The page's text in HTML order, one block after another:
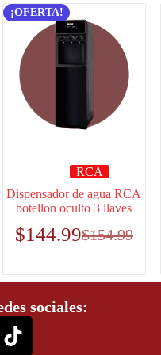
¡OFERTA!
RCA
Dispensador de agua RCA
botellon oculto 3 llaves
$154.99
$144.99
sociales: